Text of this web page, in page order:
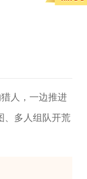
人，一边推进
、多人组队开荒